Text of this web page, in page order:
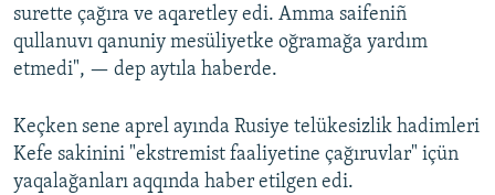
surette çağıra ve aqaretley edi. Amma saifeniñ
qullanuvı qanuniy mesüliyetke oğramağa yardım
etmedi", — dep aytıla haberde.
Keçken sene aprel ayında Rusiye telükesizlik hadimleri
Kefe sakinini "ekstremist faaliyetine çağıruvlar" içün
yaqalağanları aqqında haber etilgen edi.